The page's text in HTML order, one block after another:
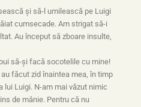
şi să-l umilească pe Luigi
cumsecade. Am strigat să-i
Au început să zboare insulte,
să-şi facă socotelile cu mine!
făcut zid înaintea mea, în timp
lui Luigi. N-am mai văzut nimic
de mânie. Pentru că nu